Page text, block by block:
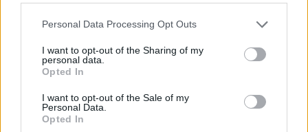
Please note that this website/app uses one or more Google
not limited to your visit or usage behaviour. You may click to
grant or deny consent to Google and its third-party tags to
use your data for below specified purposes in below Google
consent section.
Personal Data Processing Opt Outs
I want to opt-out of the Sharing of my
personal data.
Opted In
I want to opt-out of the Sale of my
Personal Data.
Opted In
Inviaci le tue segnalazioni,
i tuoi video e le tue foto
345 356 7512